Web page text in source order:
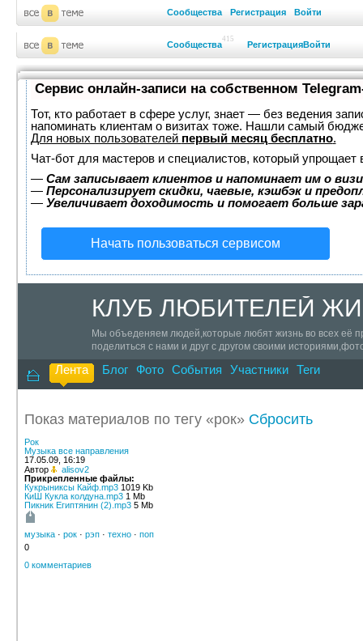
Сообщества Регистрация Войти
Сообщества
415
РегистрацияВойти
Сервис онлайн-записи на собственном
Тот, кто работает в сфере услуг, знает — без ведения
напоминать клиентам о визитах тоже. Нашли самый
Для новых пользователей первый месяц бесплатно.
Чат-бот для мастеров и специалистов, который упрощает
— Сам записывает клиентов и напоминает им о
— Персонализирует скидки, чаевые, кэшбэк и
— Увеличивает доходимость и помогает больше
Начать пользоваться сервисом
КЛУБ ЛЮБИТЕЛЕЙ
Мы объеденяем людей,которые любят жизнь во всех её
поделиться с нами и друг с другом своими
Лента Блог Фото События Участники Теги
Показ материалов по тегу «рок» Сбросить
Рок
Музыка все направления
17.05.09, 16:19
Автор
alisov2
Прикрепленные файлы:
Кукрыниксы Кайф.mp3 1019 Kb
КиШ Кукла колдуна.mp3 1 Mb
Пикник Египтянин (2).mp3 5 Mb
музыка· рок· рэп· техно· поп
0
0 комментариев